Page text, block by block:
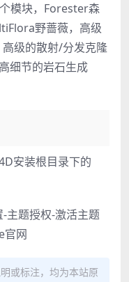
模块，Forester森
野蔷薇，高级
级的散射/分发克隆
细节的岩石生成
安装根目录下的
主题授权-激活主题
官网
或标注，均为本站原